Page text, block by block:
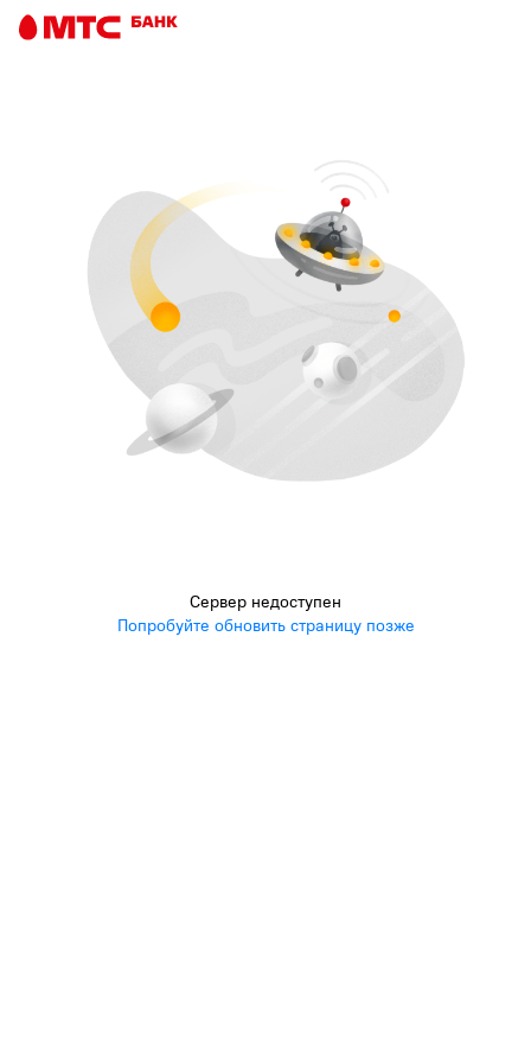
Сервер недоступен
Попробуйте обновить страницу позже